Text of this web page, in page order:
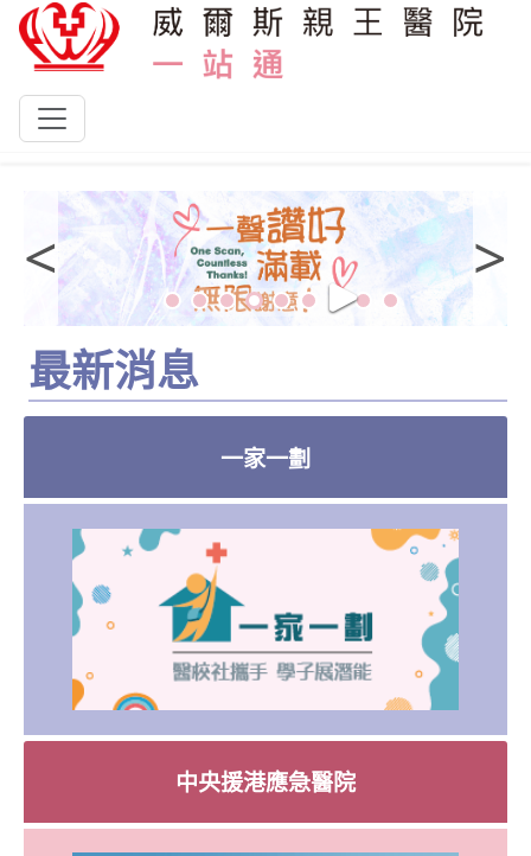
跳到主要內容
< >
最新消息
一家一劃
中央援港應急醫院